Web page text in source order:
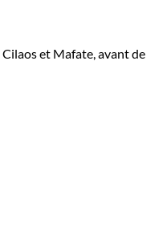
et Mafate, avant de